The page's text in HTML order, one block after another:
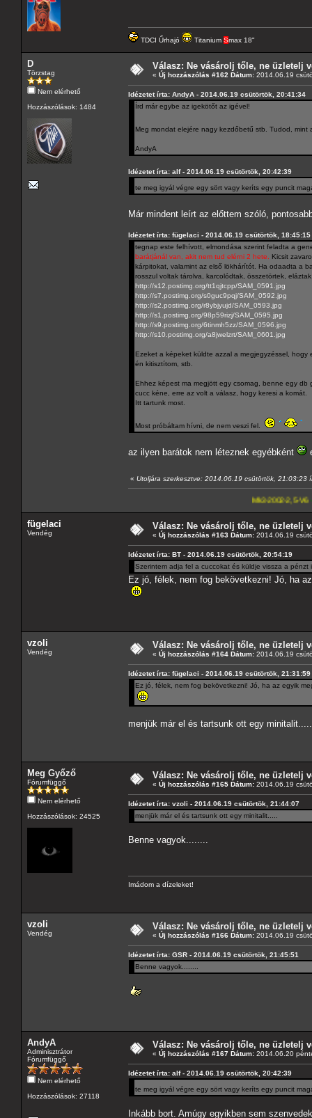
TDCI Űrhajó Titanium Smax 18"
D
Törzstag
Nem elérhető
Hozzászólások: 1484
Válasz: Ne vásárolj tőle, ne üzletelj
« Új hozzászólás #162 Dátum: 2014.06.19
Idézetet írta: AndyA - 2014.06.19 csütörtök, 20:41:34
Írd már egybe az igekötőt az igével!
Meg mondat elejére nagy kezdőbetű stb. Tudod,
AndyA
Idézetet írta: alf - 2014.06.19 csütörtök, 20:42:39
te meg igyál végre egy sört vagy keríts egy puncit
Már mindent leírt az előttem szóló,
Idézetet írta: fügelaci - 2014.06.19 csütörtök, 18:45:15
tegnap este felhívott, elmondása szerint feladta a
barátjánál van, akit nem tud elérni 2 hete. Kicsit
kárpitokat, valamint az első lökhárítót. Ha odaadta a
rosszul voltak tárolva, karcolódtak, összetörtek,
http://s12.postimg.org/tt1qjtcpp/SAM_0591.jpg
http://s7.postimg.org/s0guc9pqj/SAM_0592.jpg
http://s2.postimg.org/r8ybjyujd/SAM_0593.jpg
http://s1.postimg.org/98p59rizj/SAM_0595.jpg
http://s9.postimg.org/6tinmh5zz/SAM_0596.jpg
http://s10.postimg.org/a8jwelzrt/SAM_0601.jpg
Ezeket a képeket küldte azzal a megjegyzéssel,
én kitisztítom, stb.
Ehhez képest ma megjött egy csomag, benne egy
cucc kéne, erre az volt a válasz, hogy keresi a komát.
Itt tartunk most.
Most próbáltam hívni, de nem veszi fel.
az ilyen barátok nem léteznek egyébként
« Utoljára szerkesztve: 2014.06.19 csütörtök, 21:03:23
Mk3-2002-2,5-V6---A4-es
fügelaci
Vendég
Válasz: Ne vásárolj tőle, ne üzletelj
« Új hozzászólás #163 Dátum: 2014.06.19
Idézetet írta: BT - 2014.06.19 csütörtök, 20:54:19
Szerintem adja fel a cuccokat és küldje vissza a pénzt
Ez jó, félek, nem fog bekövetkezni! Jó, ha
vzoli
Vendég
Válasz: Ne vásárolj tőle, ne üzletelj
« Új hozzászólás #164 Dátum: 2014.06.19
Idézetet írta: fügelaci - 2014.06.19 csütörtök, 21:31:59
Ez jó, félek, nem fog bekövetkezni! Jó, ha az egyik
menjük már el és tartsunk ott egy minitalit.....
Meg Győző
Fórumfüggő
Nem elérhető
Hozzászólások: 24525
Válasz: Ne vásárolj tőle, ne üzletelj
« Új hozzászólás #165 Dátum: 2014.06.19
Idézetet írta: vzoli - 2014.06.19 csütörtök, 21:44:07
menjük már el és tartsunk ott egy minitalit.....
Benne vagyok........
Imádom a dízeleket!
vzoli
Vendég
Válasz: Ne vásárolj tőle, ne üzletelj
« Új hozzászólás #166 Dátum: 2014.06.19
Idézetet írta: GSR - 2014.06.19 csütörtök, 21:45:51
Benne vagyok........
AndyA
Adminisztrátor
Fórumfüggő
Nem elérhető
Hozzászólások: 27118
Válasz: Ne vásárolj tőle, ne üzletelj
« Új hozzászólás #167 Dátum: 2014.06.20
Idézetet írta: alf - 2014.06.19 csütörtök, 20:42:39
te meg igyál végre egy sört vagy keríts egy puncit
Inkább bort. Amúgy egyikben sem